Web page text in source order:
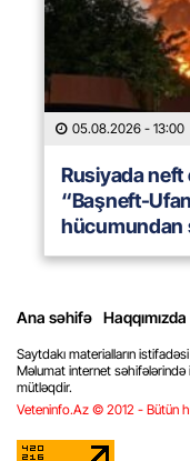
05.08.2026 - 13:00
Rusiyada neft
“Başneft-
hücumundan
Ana səhifə Haqqımızda
Saytdakı materialların
Məlumat internet
mütləqdir.
Veteninfo.Az © 2012 - Bütün